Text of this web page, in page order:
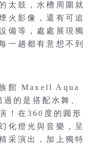
太鼓，水槽周圍就
火影像，還有可追
備等，處處展現獨
一趟都有意想不到
館 Maxell Aqua
的是搭配水舞、
！在360度的圓形
化燈光與音樂，呈
采演出，加上獨特